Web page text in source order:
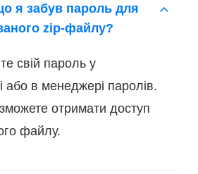
я забув пароль для
zip-файлу?
свій пароль у
або в менеджері паролів.
отримати доступ
файлу.